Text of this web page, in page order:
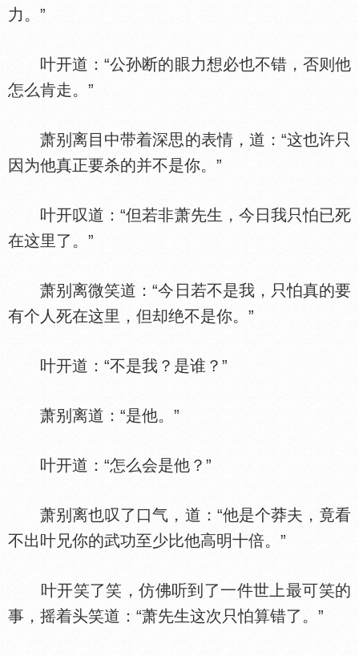
力。”
叶开道：“公孙断的眼力想必也不错，否则他
怎么肯走。”
萧别离目中带着深思的表情，道：“这也许只
因为他真正要杀的并不是你。”
叶开叹道：“但若非萧先生，今日我只怕已死
在这里了。”
萧别离微笑道：“今日若不是我，只怕真的要
有个人死在这里，但却绝不是你。”
叶开道：“不是我？是谁？”
萧别离道：“是他。”
叶开道：“怎么会是他？”
萧别离也叹了口气，道：“他是个莽夫，竟看
不出叶兄你的武功至少比他高明十倍。”
叶开笑了笑，仿佛听到了一件世上最可笑的
事，摇着头笑道：“萧先生这次只怕算错了。”